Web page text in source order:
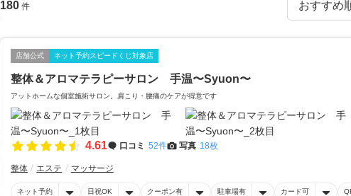
180 件
店舗公式 ネット予約スピードくじ対象店
整体＆アロマテラピーサロン 手温〜Syuon〜
アットホームな個室施術サロン。肩こり・腰痛のケアが得意です
4.61 口コミ 52件 写真 18枚
整体 エステ マッサージ
ネット予約 日祝OK クーポン有 駐車場有 カード可